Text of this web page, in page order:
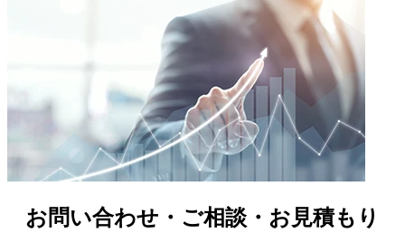
お問い合わせ・ご相談・お見積もり